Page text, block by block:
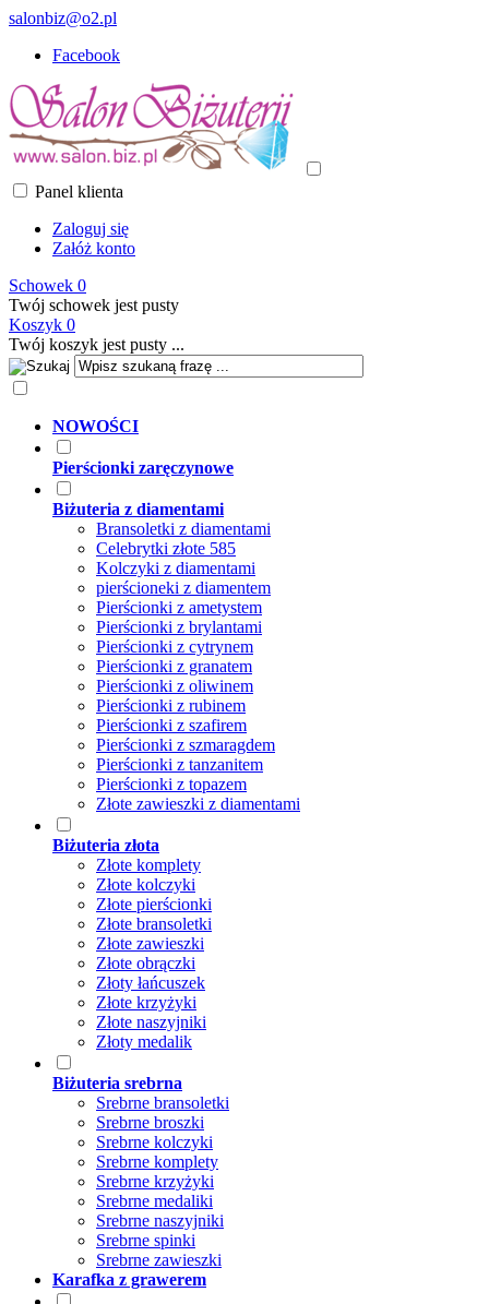
salonbiz@o2.pl
Facebook
Panel klienta
Zaloguj się
Załóż konto
Schowek 0
Twój schowek jest pusty
Koszyk 0
Twój koszyk jest pusty ...
NOWOŚCI
Pierścionki zaręczynowe
Biżuteria z diamentami
Bransoletki z diamentami
Celebrytki złote 585
Kolczyki z diamentami
pierścioneki z diamentem
Pierścionki z ametystem
Pierścionki z brylantami
Pierścionki z cytrynem
Pierścionki z granatem
Pierścionki z oliwinem
Pierścionki z rubinem
Pierścionki z szafirem
Pierścionki z szmaragdem
Pierścionki z tanzanitem
Pierścionki z topazem
Złote zawieszki z diamentami
Biżuteria złota
Złote komplety
Złote kolczyki
Złote pierścionki
Złote bransoletki
Złote zawieszki
Złote obrączki
Złoty łańcuszek
Złote krzyżyki
Złote naszyjniki
Złoty medalik
Biżuteria srebrna
Srebrne bransoletki
Srebrne broszki
Srebrne kolczyki
Srebrne komplety
Srebrne krzyżyki
Srebrne medaliki
Srebrne naszyjniki
Srebrne spinki
Srebrne zawieszki
Karafka z grawerem